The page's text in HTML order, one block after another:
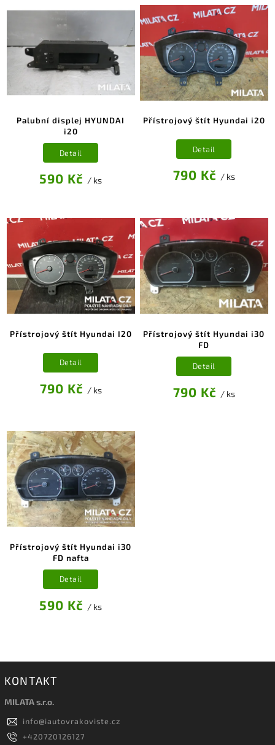
Palubní displej HYUNDAI
i20
590 Kč / ks
Detail
Přístrojový štít Hyundai i20
790 Kč / ks
Detail
Přístrojový štít Hyundai I20
790 Kč / ks
Detail
Přístrojový štít Hyundai i30
FD
790 Kč / ks
Detail
Přístrojový štít Hyundai i30
FD nafta
590 Kč / ks
Detail
KONTAKT
MILATA s.r.o.
info@iautovrakoviste.cz
+420720126127